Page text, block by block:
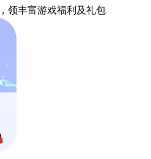
，领丰富游戏福利 及礼包